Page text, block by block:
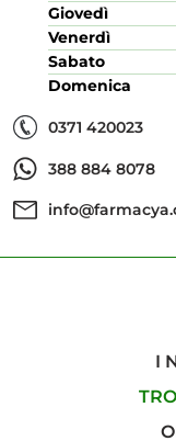
Giovedì
Venerdì
Sabato
Domenica
0371 420023
388 884 8078
I